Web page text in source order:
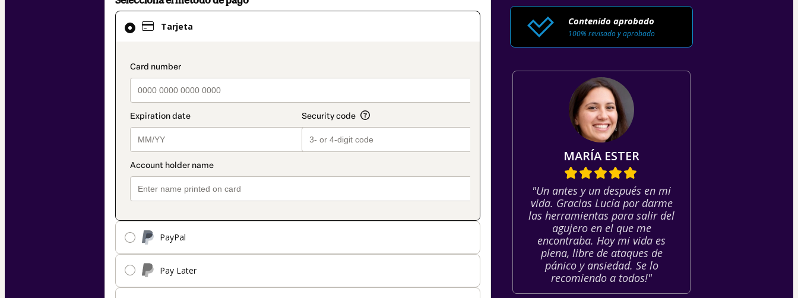
Tarjeta
payment_data.section_title_v2
PayPal
Pay Later
El
método
seleccionado
Tarjeta
Contenido aprobado
100% revisado y aprobado
MARÍA ESTER
"Un antes y un después en mi
vida. Gracias Lucía por darme
las herramientas para salir del
agujero en el que me
encontraba. Hoy mi vida es
plena, libre de ataques de
pánico y ansiedad. Se lo
recomiendo a todos!"